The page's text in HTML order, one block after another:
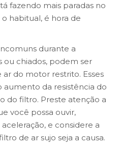
fazendo mais paradas no
habitual, é hora de
durante a
ou chiados, podem ser
do motor restrito. Esses
aumento da resistência do
do filtro. Preste atenção a
você possa ouvir,
e considere a
de ar sujo seja a causa.